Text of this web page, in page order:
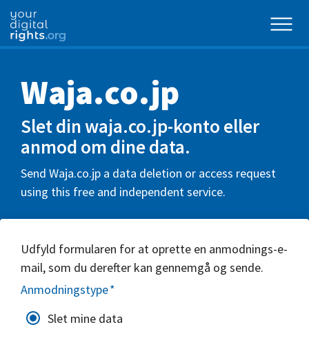
Waja.co.jp
Slet din waja.co.jp-konto eller
anmod om dine data.
Send Waja.co.jp a data deletion or access request
using this free and independent service.
Udfyld formularen for at oprette en anmodnings-e-
mail, som du derefter kan gennemgå og sende.
Anmodningstype*
Slet mine data